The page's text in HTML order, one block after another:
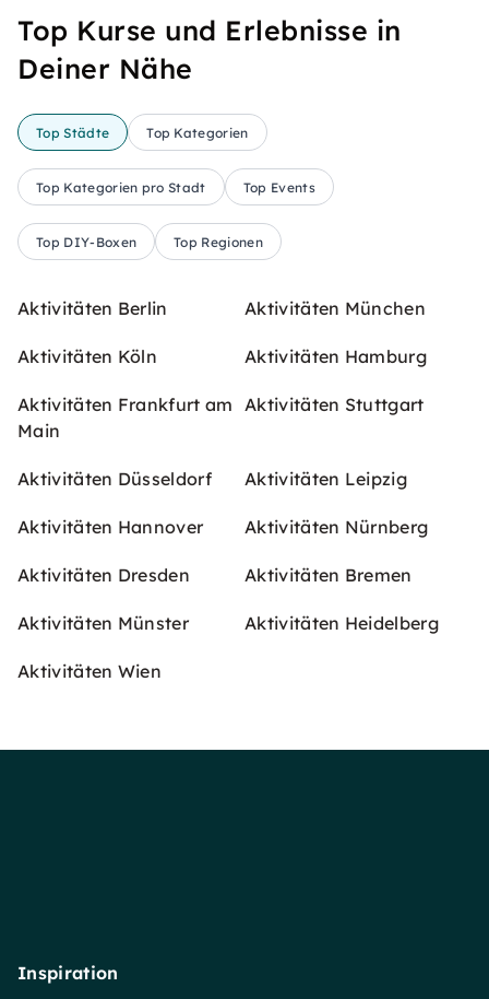
Top Kurse und Erlebnisse in
Deiner Nähe
Top Städte Top Kategorien
Top Kategorien pro Stadt Top Events
Top DIY-Boxen Top Regionen
Aktivitäten Berlin Aktivitäten München
Aktivitäten Köln Aktivitäten Hamburg
Aktivitäten Frankfurt am
Main
Aktivitäten Stuttgart
Aktivitäten Düsseldorf Aktivitäten Leipzig
Aktivitäten Hannover Aktivitäten Nürnberg
Aktivitäten Dresden Aktivitäten Bremen
Aktivitäten Münster Aktivitäten Heidelberg
Aktivitäten Wien
Inspiration